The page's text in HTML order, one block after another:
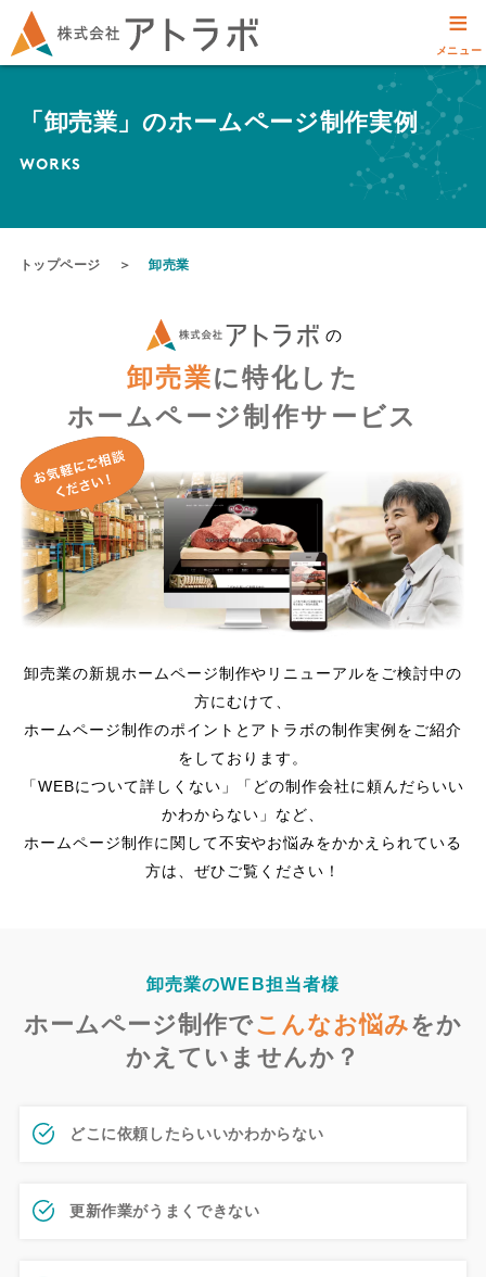
≡
メニュー
「卸売業」のホームページ制作実例
WORKS
トップページ ＞卸売業
の
卸売業に特化した
ホームページ制作サービス
卸売業の新規ホームページ制作やリニューアルをご検討中の
方にむけて、
ホームページ制作のポイントとアトラボの制作実例をご紹介
をしております。
「WEBについて詳しくない」「どの制作会社に頼んだらいい
かわからない」など、
ホームページ制作に関して不安やお悩みをかかえられている
方は、ぜひご覧ください！
卸売業のWEB担当者様
ホームページ制作でこんなお悩みをか
かえていませんか？
どこに依頼したらいいかわからない
更新作業がうまくできない